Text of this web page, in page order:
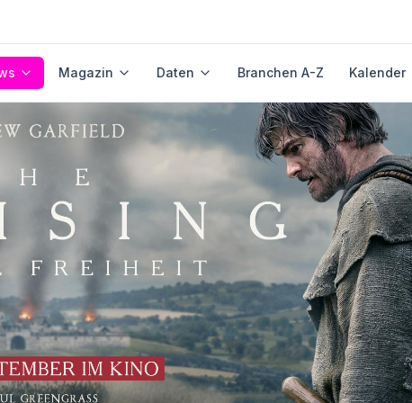
Magazin Daten Branchen A-Z Kalender